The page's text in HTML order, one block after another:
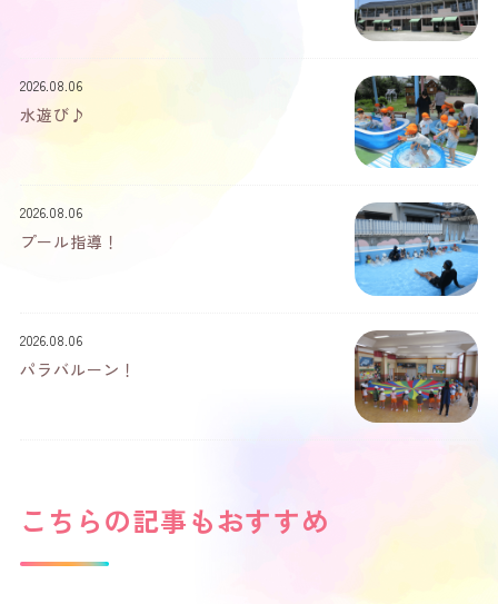
2026.08.06
水遊び♪
2026.08.06
プール指導！
2026.08.06
パラバルーン！
こちらの記事もおすすめ